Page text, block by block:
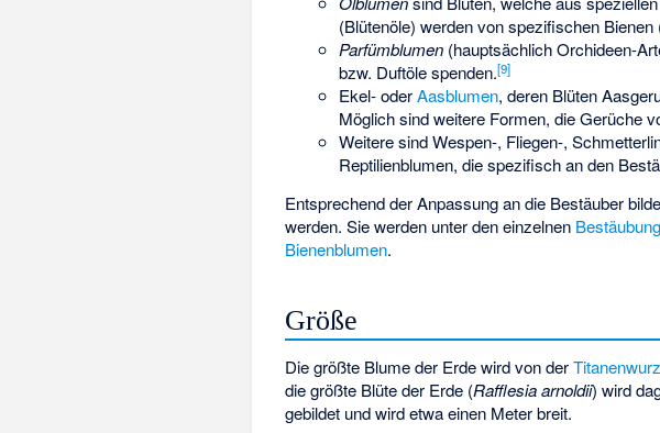
(Blütenöle) werden von spezifischen Bienen
Parfümblumen (hauptsächlich Orchideen-
bzw. Duftöle spenden.[9]
Ekel- oderAasblumen, deren Blüten
Möglich sind weitere Formen, die Gerüche
Weitere sind Wespen-, Fliegen-,
Reptilienblumen, die spezifisch an den
Entsprechend der Anpassung an die Bestäuber
werden. Sie werden unter den einzelnen
Bienenblumen.
Größe
Die größte Blume der Erde wird von derTitanenwurz
die größte Blüte der Erde (Rafflesia arnoldii) wird
gebildet und wird etwa einen Meter breit.